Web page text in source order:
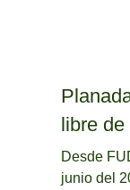
libre
Desde
junio del